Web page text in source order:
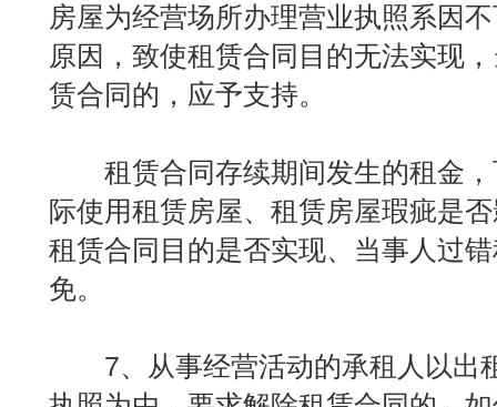
房屋为经营场所办理营业执照系因
原因，致使租赁合同目的无法实现
赁合同的，应予支持。
租赁合同存续期间发生的租金，
际使用租赁房屋、租赁房屋瑕疵是
租赁合同目的是否实现、当事人过
免。
7、从事经营活动的承租人以出